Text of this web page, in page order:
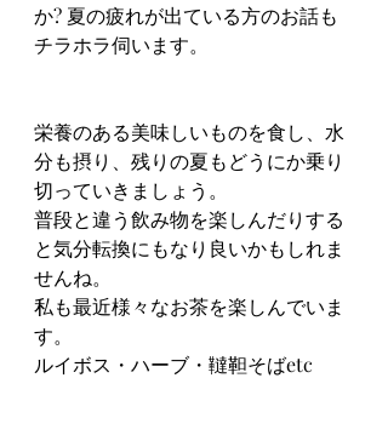
か? 夏の疲れが出ている方のお話も
チラホラ伺います。
栄養のある美味しいものを食し、水
分も摂り、残りの夏もどうにか乗り
切っていきましょう。
普段と違う飲み物を楽しんだりする
と気分転換にもなり良いかもしれま
せんね。
私も最近様々なお茶を楽しんでいま
す。
ルイボス・ハーブ・韃靼そばetc